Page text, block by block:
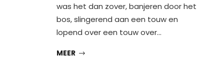
was het dan zover, banjeren door het
bos, slingerend aan een touw en
lopend over een touw over…
MEER